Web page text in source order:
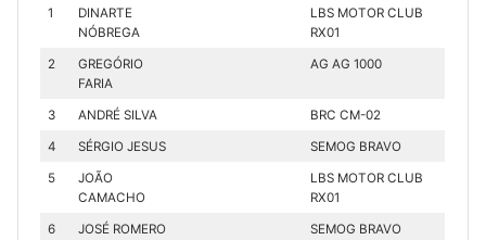
1
DINARTE
NÓBREGA
LBS MOTOR CLUB
RX01
2
GREGÓRIO
FARIA
AG AG 1000
3 ANDRÉ SILVA BRC CM-02
4 SÉRGIO JESUS SEMOG BRAVO
5
JOÃO
CAMACHO
LBS MOTOR CLUB
RX01
6 JOSÉ ROMERO
SEMOG BRAVO